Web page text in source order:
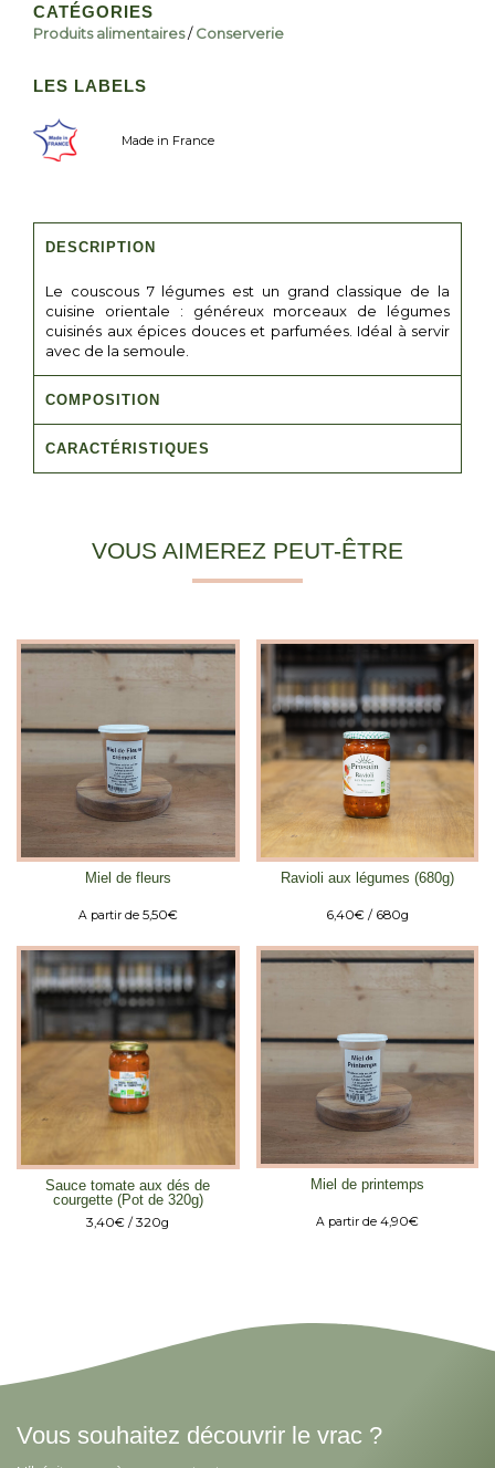
CATÉGORIES
Produits alimentaires/Conserverie
LES LABELS
Made in France
DESCRIPTION
Le couscous 7 légumes est un grand classique de la
cuisine orientale : généreux morceaux de légumes
cuisinés aux épices douces et parfumées. Idéal à servir
avec de la semoule.
COMPOSITION
CARACTÉRISTIQUES
VOUS AIMEREZ PEUT-ÊTRE
Miel de fleurs
A partir de 5,50€
Ravioli aux légumes (680g)
6,40€ / 680g
Sauce tomate aux dés de
courgette (Pot de 320g)
3,40€ / 320g
Miel de printemps
A partir de 4,90€
Vous souhaitez découvrir le vrac ?